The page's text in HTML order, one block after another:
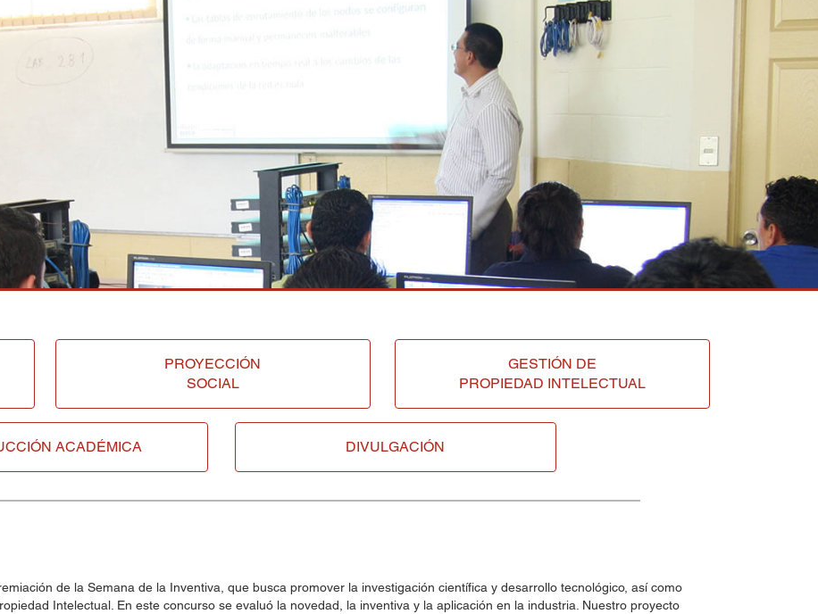
PROYECCIÓN
SOCIAL
GESTIÓN DE
PROPIEDAD INTELECTUAL
ACADÉMICA DIVULGACIÓN
de la Semana de la Inventiva, que busca promover la investigación científica y desarrollo tecnológico, así como
Intelectual. En este concurso se evaluó la novedad, la inventiva y la aplicación en la industria. Nuestro proyecto